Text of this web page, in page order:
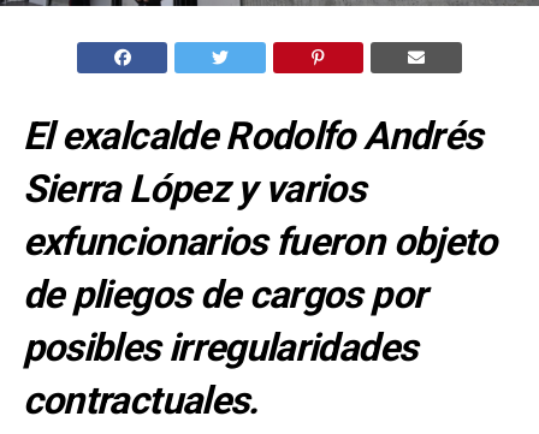
El exalcalde Rodolfo Andrés
Sierra López y varios
exfuncionarios fueron objeto
de pliegos de cargos por
posibles irregularidades
contractuales.